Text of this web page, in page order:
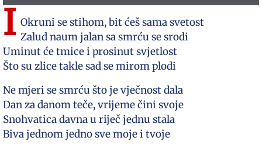
I Okruni se stihom, bit ćeš sama svetost
Zalud naum jalan sa smrću se srodi
Uminut će tmice i prosinut svjetlost
Što su zlice takle sad se mirom plodi
Ne mjeri se smrću što je vječnost dala
Dan za danom teče, vrijeme čini svoje
Snohvatica davna u riječ jednu stala
Biva jednom jedno sve moje i tvoje